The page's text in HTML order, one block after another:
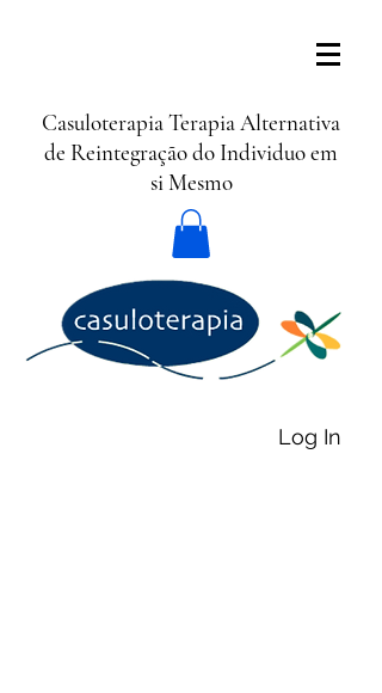
Casuloterapia Terapia Alternativa
de Reintegração do Individuo em
si Mesmo
Log In